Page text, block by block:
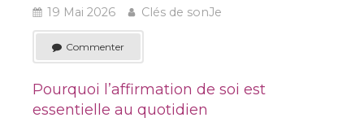
19 Mai 2026 Clés de sonJe
Commenter
Pourquoi l’affirmation de soi est
essentielle au quotidien